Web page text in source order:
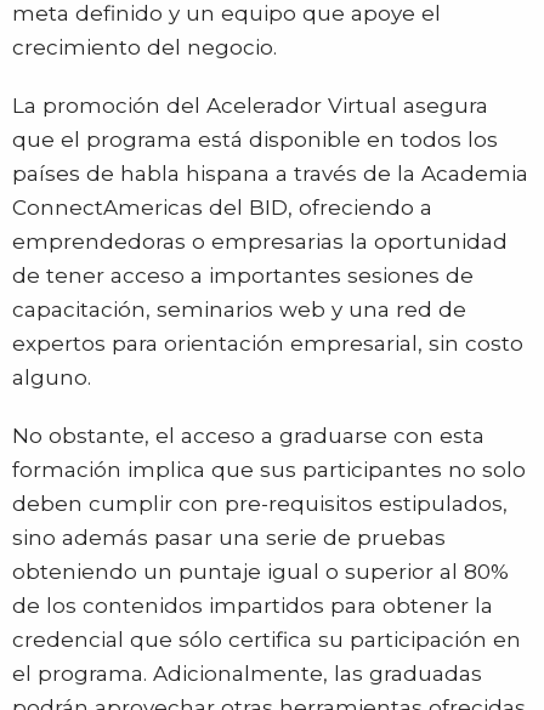
meta definido y un equipo que apoye el
crecimiento del negocio.
La promoción del Acelerador Virtual asegura
que el programa está disponible en todos los
países de habla hispana a través de la Academia
ConnectAmericas del BID, ofreciendo a
emprendedoras o empresarias la oportunidad
de tener acceso a importantes sesiones de
capacitación, seminarios web y una red de
expertos para orientación empresarial, sin costo
alguno.
No obstante, el acceso a graduarse con esta
formación implica que sus participantes no solo
deben cumplir con pre-requisitos estipulados,
sino además pasar una serie de pruebas
obteniendo un puntaje igual o superior al 80%
de los contenidos impartidos para obtener la
credencial que sólo certifica su participación en
el programa. Adicionalmente, las graduadas